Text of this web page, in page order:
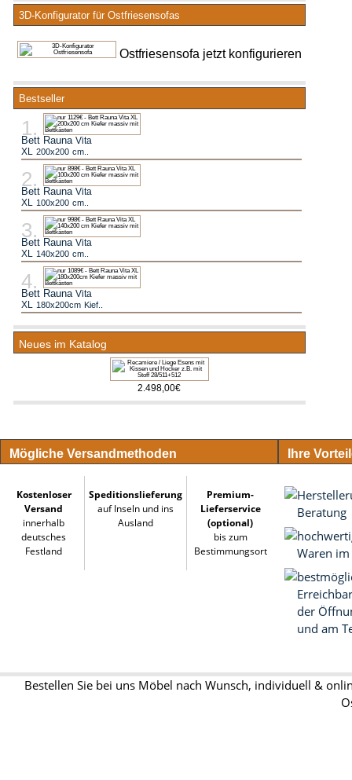
3D-Konfigurator für Ostfriesensofas
Ostfriesensofa jetzt konfigurieren
Bestseller
Bett Rauna Vita
XL 200x200 cm..
Bett Rauna Vita
XL 100x200 cm..
Bett Rauna Vita
XL 140x200 cm..
Bett Rauna Vita
XL 180x200cm Kief..
Neues im Katalog
2.498,00€
Mögliche Versandmethoden
Kostenloser
Versand
innerhalb
deutsches
Festland
Speditionslieferung
auf Inseln und ins
Ausland
Premium-
Lieferservice
(optional)
bis zum
Bestimmungsort
Ihre
Beratung
Waren
der
und am
Bestellen Sie bei uns Möbel nach Wunsch, individuell &